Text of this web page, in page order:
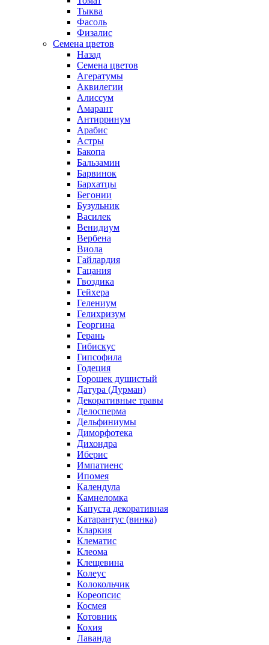
Тыква
Фасоль
Физалис
Семена цветов
Назад
Семена цветов
Агератумы
Аквилегии
Алиссум
Амарант
Антирринум
Арабис
Астры
Бакопа
Бальзамин
Барвинок
Бархатцы
Бегонии
Бузульник
Василек
Венидиум
Вербена
Виола
Гайлардия
Гацания
Гвоздика
Гейхера
Гелениум
Гелихризум
Георгина
Герань
Гибискус
Гипсофила
Годеция
Горошек душистый
Датура (Дурман)
Декоративные травы
Делосперма
Дельфиниумы
Диморфотека
Дихондра
Иберис
Импатиенс
Ипомея
Календула
Камнеломка
Капуста декоративная
Катарантус (винка)
Кларкия
Клематис
Клеома
Клещевина
Колеус
Колокольчик
Кореопсис
Космея
Котовник
Кохия
Лаванда